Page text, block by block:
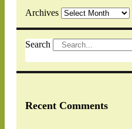
Archives
Search
Recent Comments